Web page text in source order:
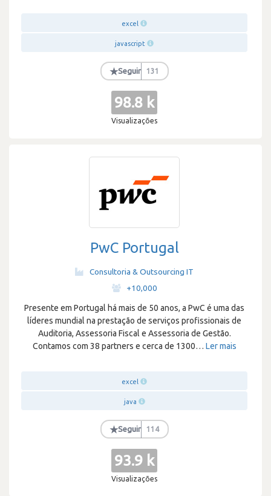
excel
javascript
★Seguir 131
98.8 k
Visualizações
PwC Portugal
Consultoria & Outsourcing IT
+10,000
Presente em Portugal há mais de 50 anos, a PwC é uma das
líderes mundial na prestação de serviços profissionais de
Auditoria, Assessoria Fiscal e Assessoria de Gestão.
Contamos com 38 partners e cerca de 1300… Ler mais
excel
java
★Seguir 114
93.9 k
Visualizações